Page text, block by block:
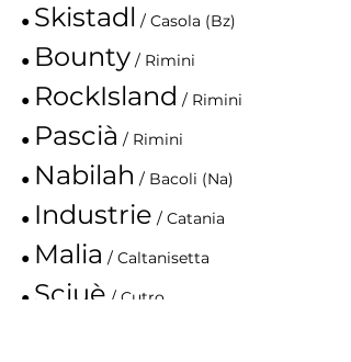
● Skistadl / Casola (Bz)
● Bounty / Rimini
● RockIsland / Rimini
● Pascià / Rimini
● Nabilah / Bacoli (Na)
● Industrie / Catania
● Malia / Caltanisetta
● Sciuè / Cutro